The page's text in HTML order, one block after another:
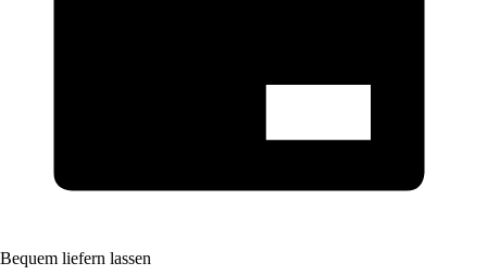
Bequem liefern lassen